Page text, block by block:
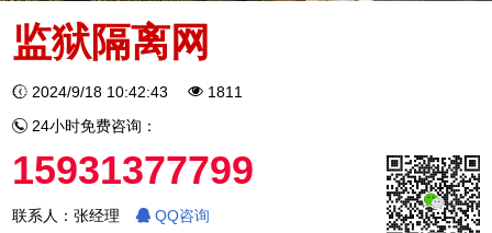
监狱隔离网
2024/9/18 10:42:43
1811
24小时免费咨询：
15931377799
联系人：张经理
QQ咨询